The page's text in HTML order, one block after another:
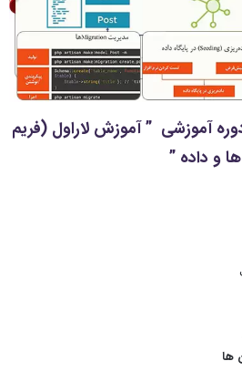
آموزشی ” آموزش لاراول (فریم
و داده ”
ها